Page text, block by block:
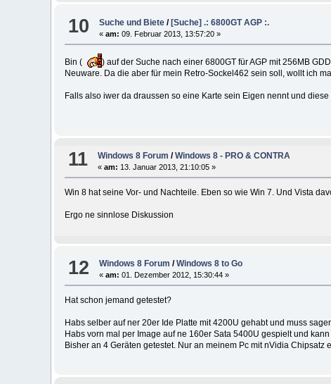
10 Suche und Biete /[Suche] .: 6800GT AGP :.
«am: 09. Februar 2013, 13:57:20 »
Bin (
) auf der Suche nach einer 6800GT für AGP mit 256MB
Neuware. Da die aber für mein Retro-Sockel462 sein soll, wollt ich
Falls also iwer da draussen so eine Karte sein Eigen nennt und
11 Windows 8 Forum /Windows 8 - PRO & CONTRA
«am: 13. Januar 2013, 21:10:05 »
Win 8 hat seine Vor- und Nachteile. Eben so wie Win 7. Und Vista
Ergo ne sinnlose Diskussion
12 Windows 8 Forum /Windows 8 to Go
«am: 01. Dezember 2012, 15:30:44 »
Hat schon jemand getestet?
Habs selber auf ner 20er Ide Platte mit 4200U gehabt und muss
Habs vorn mal per Image auf ne 160er Sata 5400U gespielt und
Bisher an 4 Geräten getestet. Nur an meinem Pc mit nVidia